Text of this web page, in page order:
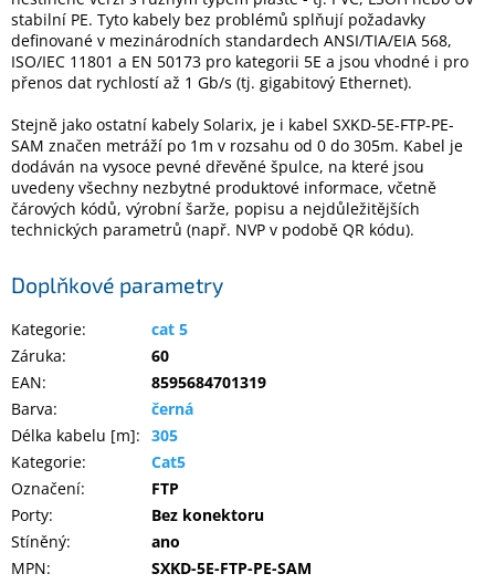
stabilní PE. Tyto kabely bez problémů splňují požadavky
definované v mezinárodních standardech ANSI/TIA/EIA 568,
ISO/IEC 11801 a EN 50173 pro kategorii 5E a jsou vhodné i pro
přenos dat rychlostí až 1 Gb/s (tj. gigabitový Ethernet).
Stejně jako ostatní kabely Solarix, je i kabel SXKD-5E-FTP-PE-
SAM značen metráží po 1m v rozsahu od 0 do 305m. Kabel je
dodáván na vysoce pevné dřevěné špulce, na které jsou
uvedeny všechny nezbytné produktové informace, včetně
čárových kódů, výrobní šarže, popisu a nejdůležitějších
technických parametrů (např. NVP v podobě QR kódu).
Doplňkové parametry
Kategorie:
cat 5
Záruka:
60
EAN:
8595684701319
Barva:
černá
Délka kabelu [m]: 305
Kategorie:
Cat5
Označení:
FTP
Porty:
Bez konektoru
Stíněný:
ano
MPN: SXKD-5E-FTP-PE-SAM